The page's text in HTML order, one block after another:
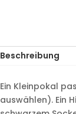
Beschreibung
Ein Kleinpokal
auswählen). Ein